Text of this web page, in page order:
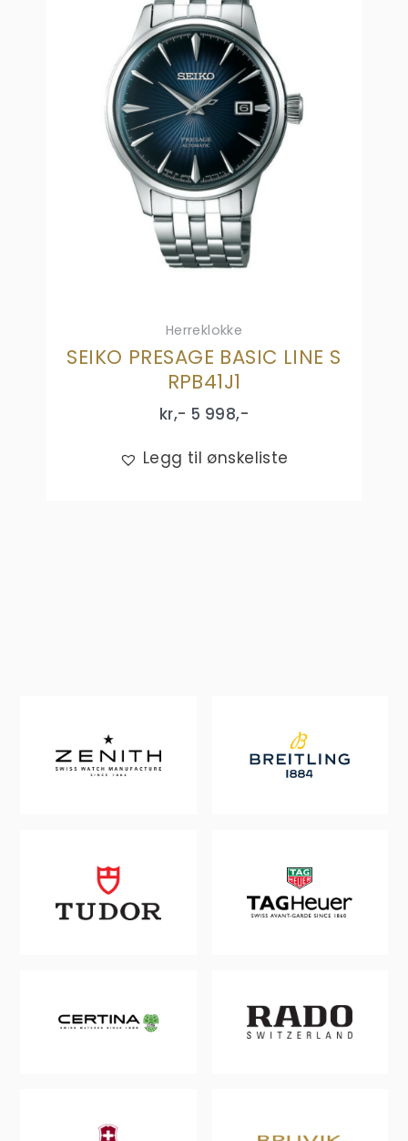
Herreklokke
SEIKO PRESAGE BASIC LINE S
RPB41J1
kr,- 5 998,-
Legg til ønskeliste